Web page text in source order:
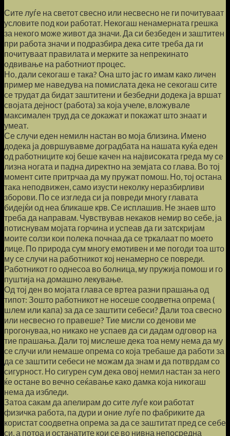
Сите луѓе на светот свесно или несвесно не ги почитуваат
условите под кои работат. Некогаш ненамерната грешка
за некого може живот да значи. Да си безбеден и заштитен
при работа значи и подразбира дека сите треба да ги
почитуваат правилата и мерките за непрекинато
одвивање на работниот процес.
Но, дали секогаш е така? Она што јас го имам како личен
пример ме наведува на помислата дека не секогаш сите
се трудат да бидат заштитени и безбедни додека ја вршат
својата дејност (работа) за која учеле, вложувале
максимален труд да се докажат и покажат што знаат и
умеат.
Се случи еден немилн настан во моја близина. Имено
додека ја довршувавме доградбата на нашата куќа еден
од работниците кој беше качен на највисоката греда му се
лизна ногата и падна директно на земјата со глава. Во тој
момент сите притрчаа да му пружат помош. Но, тој остана
така неподвижен, само изусти неколку неразбирливи
зборови. По се изгледа си ја повреди многу главата
бидејќи од неа бликаше крв. Се исплашив. Не знаев што
треба да направам. Чувствував некаков немир во себе, ја
потиснувам мојата горчина и успеав да ги затскријам
моите солзи кои полека почнаа да се тркалаат по моето
лице. По природа сум многу емотивен и ме погоди тоа што
му се случи на работникот кој ненамерно се повреди.
Работникот го однесоа во болница, му пружија помош и го
пуштија на домашно лекување.
Од тој ден во мојата глава се вртеа разни прашања од
типот: Зошто работникот не носеше соодветна опрема (
шлем или капа) за да се заштити себеси? Дали тоа свесно
или несвесно го правеше? Тие мисли со денови ме
прогонуваа, но никако не успаев да си дадам одговор на
тие прашања. Дали тој мислеше дека тоа нему нема да му
се случи или немаше опрема со која требаше да работи за
да се заштити себеси не можам да знам и да потврдам со
сигурност. Но сигурен сум дека овој немил настан за него
ќе остане во вечно сеќавање како дамка која никогаш
нема да избледи.
Затоа сакам да апелирам до сите луѓе кои работат
физичка работа, па дури и оние луѓе по фабриките да
користат соодветна опрема за да се заштитат пред се себе
си, а потоа и останатите кои се во нивна непосредна